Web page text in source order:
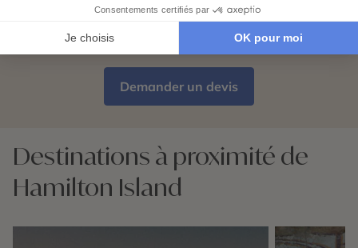
disponible 24/7
Demander un devis
Destinations à proximité de
Hamilton Island